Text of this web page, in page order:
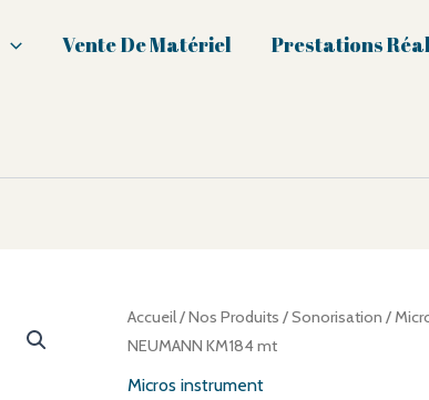
Vente De Matériel Prestations
Accueil/Nos Produits /Sonorisation /
NEUMANN KM184 mt
Micros instrument